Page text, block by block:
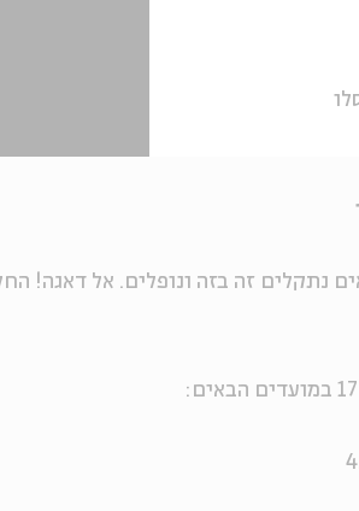
נתקלים זה בזה ונופלים. אל דאגה!